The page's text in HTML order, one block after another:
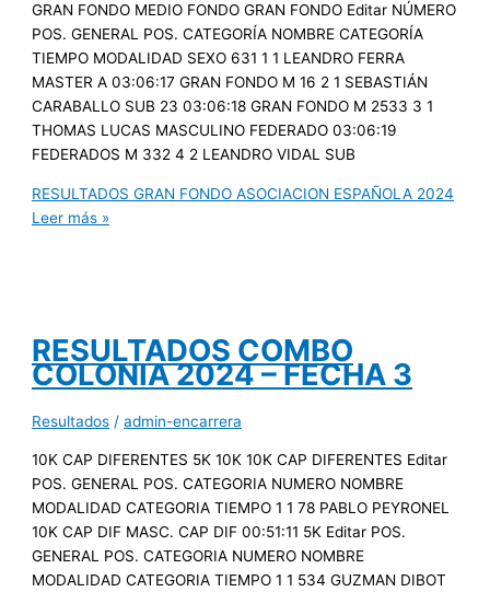
GRAN FONDO MEDIO FONDO GRAN FONDO Editar NÚMERO
POS. GENERAL POS. CATEGORÍA NOMBRE CATEGORÍA
TIEMPO MODALIDAD SEXO 631 1 1 LEANDRO FERRA
MASTER A 03:06:17 GRAN FONDO M 16 2 1 SEBASTIÁN
CARABALLO SUB 23 03:06:18 GRAN FONDO M 2533 3 1
THOMAS LUCAS MASCULINO FEDERADO 03:06:19
FEDERADOS M 332 4 2 LEANDRO VIDAL SUB
RESULTADOS GRAN FONDO ASOCIACION ESPAÑOLA 2024
Leer más »
RESULTADOS COMBO
COLONIA 2024 – FECHA 3
Resultados /admin-encarrera
10K CAP DIFERENTES 5K 10K 10K CAP DIFERENTES Editar
POS. GENERAL POS. CATEGORIA NUMERO NOMBRE
MODALIDAD CATEGORIA TIEMPO 1 1 78 PABLO PEYRONEL
10K CAP DIF MASC. CAP DIF 00:51:11 5K Editar POS.
GENERAL POS. CATEGORIA NUMERO NOMBRE
MODALIDAD CATEGORIA TIEMPO 1 1 534 GUZMAN DIBOT